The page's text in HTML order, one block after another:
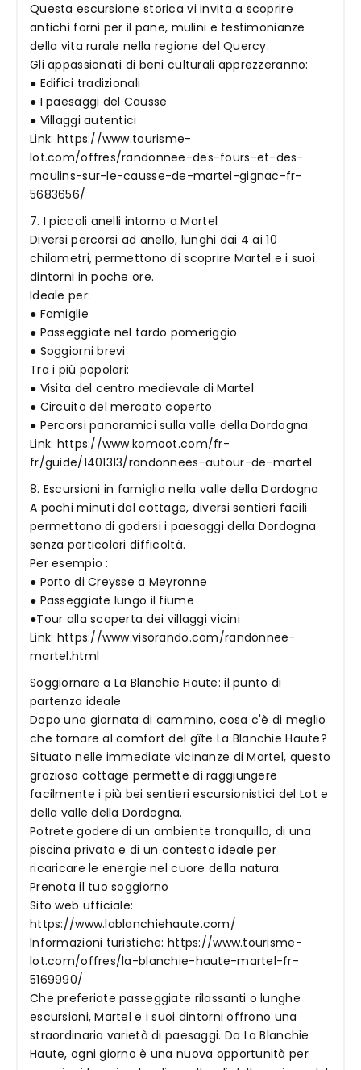
Questa escursione storica vi invita a scoprire
antichi forni per il pane, mulini e testimonianze
della vita rurale nella regione del Quercy.
Gli appassionati di beni culturali apprezzeranno:
● Edifici tradizionali
● I paesaggi del Causse
● Villaggi autentici
Link: https://www.tourisme-
lot.com/offres/randonnee-des-fours-et-des-
moulins-sur-le-causse-de-martel-gignac-fr-
5683656/
7. I piccoli anelli intorno a Martel
Diversi percorsi ad anello, lunghi dai 4 ai 10
chilometri, permettono di scoprire Martel e i suoi
dintorni in poche ore.
Ideale per:
● Famiglie
● Passeggiate nel tardo pomeriggio
● Soggiorni brevi
Tra i più popolari:
● Visita del centro medievale di Martel
● Circuito del mercato coperto
● Percorsi panoramici sulla valle della Dordogna
Link: https://www.komoot.com/fr-
fr/guide/1401313/randonnees-autour-de-martel
8. Escursioni in famiglia nella valle della Dordogna
A pochi minuti dal cottage, diversi sentieri facili
permettono di godersi i paesaggi della Dordogna
senza particolari difficoltà.
Per esempio :
● Porto di Creysse a Meyronne
● Passeggiate lungo il fiume
●Tour alla scoperta dei villaggi vicini
Link: https://www.visorando.com/randonnee-
martel.html
Soggiornare a La Blanchie Haute: il punto di
partenza ideale
Dopo una giornata di cammino, cosa c'è di meglio
che tornare al comfort del gîte La Blanchie Haute?
Situato nelle immediate vicinanze di Martel, questo
grazioso cottage permette di raggiungere
facilmente i più bei sentieri escursionistici del Lot e
della valle della Dordogna.
Potrete godere di un ambiente tranquillo, di una
piscina privata e di un contesto ideale per
ricaricare le energie nel cuore della natura.
Prenota il tuo soggiorno
Sito web ufficiale:
https://www.lablanchiehaute.com/
Informazioni turistiche: https://www.tourisme-
lot.com/offres/la-blanchie-haute-martel-fr-
5169990/
Che preferiate passeggiate rilassanti o lunghe
escursioni, Martel e i suoi dintorni offrono una
straordinaria varietà di paesaggi. Da La Blanchie
Haute, ogni giorno è una nuova opportunità per